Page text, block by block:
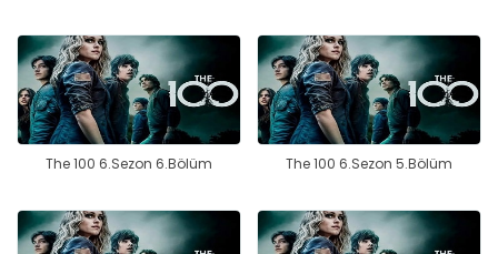
The 100 6.Sezon 6.Bölüm The 100 6.Sezon 5.Bölüm